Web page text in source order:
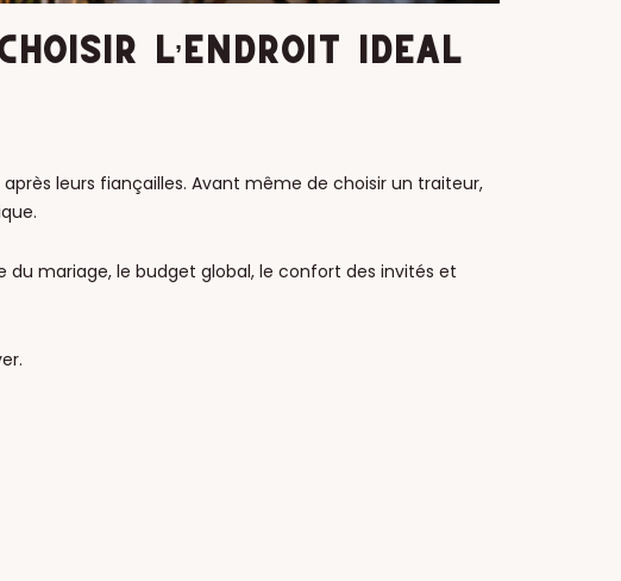
L’ENDROIT IDÉAL
leurs fiançailles. Avant même de choisir un traiteur,
du mariage, le budget global, le confort des invités et